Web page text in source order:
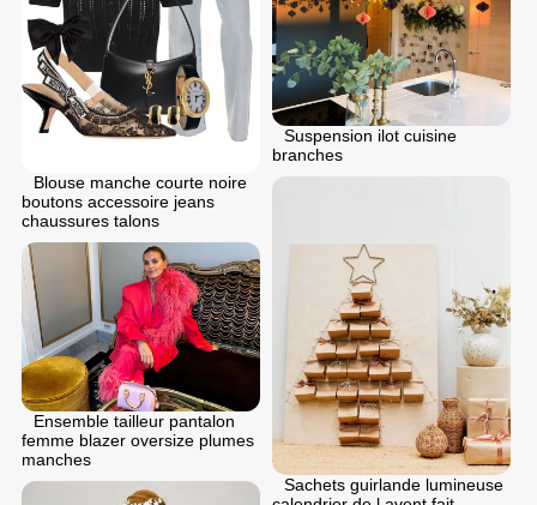
Blouse manche courte noire
boutons accessoire jeans
chaussures talons
Suspension ilot cuisine
branches
Sachets guirlande lumineuse
Ensemble tailleur pantalon
femme blazer oversize plumes
manches